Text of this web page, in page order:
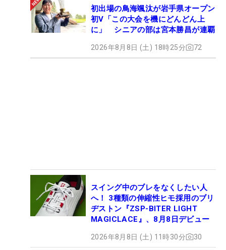
初出場の鳥海颯汰が岩手県オープン
初V「この大会を機にどんどん上
に」 シニアの部は宮本勝昌が連覇
2026年8月8日 (土) 18時25分 72
スイング中のブレをなくしたい人
へ！ 3種類の伸縮性ヒモ採用のブリ
ヂストン『ZSP-BITER LIGHT
MAGICLACE』、8月8日デビュー
2026年8月8日 (土) 11時30分 30